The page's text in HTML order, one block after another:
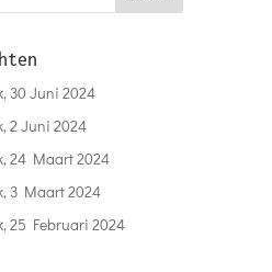
30 Juni 2024
2 Juni 2024
24 Maart 2024
3 Maart 2024
25 Februari 2024